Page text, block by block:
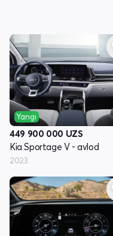
Yangi
449 900 000 UZS
Kia Sportage V - avlod
2023